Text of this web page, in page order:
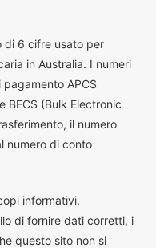
di 6 cifre usato per
in Australia. I numeri
APCS
BECS (Bulk Electronic
il numero
numero di conto
informativi.
di fornire dati corretti, i
questo sito non si